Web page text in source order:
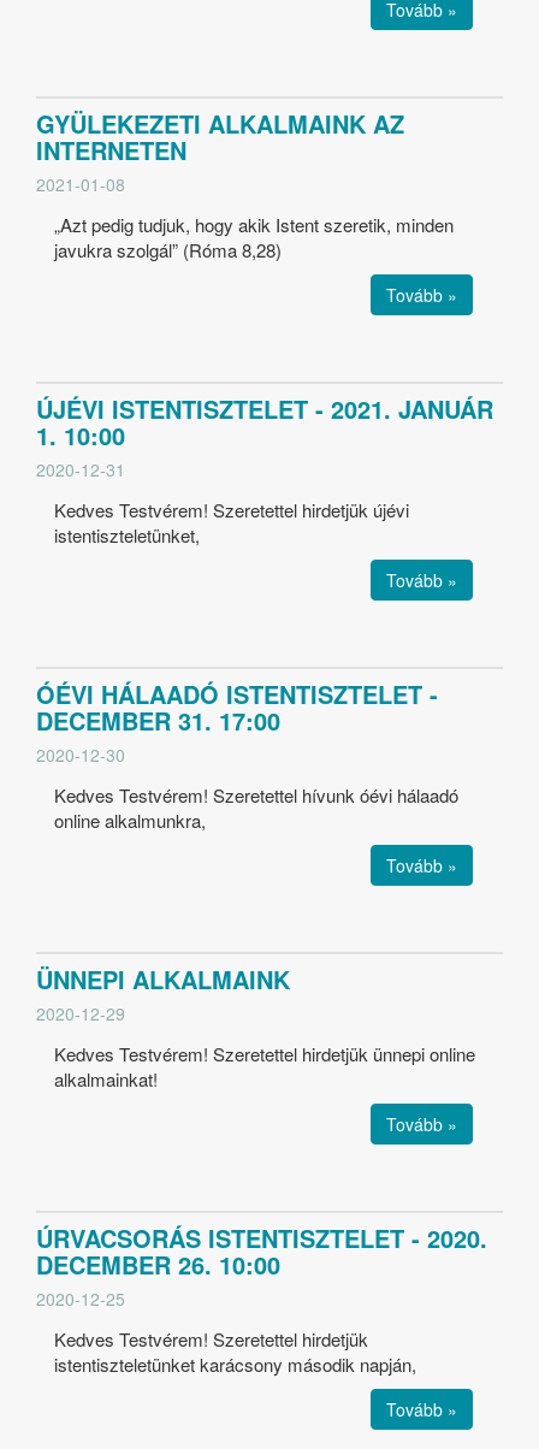
Tovább »
GYÜLEKEZETI ALKALMAINK AZ
INTERNETEN
2021-01-08
„Azt pedig tudjuk, hogy akik Istent szeretik, minden
javukra szolgál” (Róma 8,28)
Tovább »
ÚJÉVI ISTENTISZTELET - 2021. JANUÁR
1. 10:00
2020-12-31
Kedves Testvérem! Szeretettel hirdetjük újévi
istentiszteletünket,
Tovább »
ÓÉVI HÁLAADÓ ISTENTISZTELET -
DECEMBER 31. 17:00
2020-12-30
Kedves Testvérem! Szeretettel hívunk óévi hálaadó
online alkalmunkra,
Tovább »
ÜNNEPI ALKALMAINK
2020-12-29
Kedves Testvérem! Szeretettel hirdetjük ünnepi online
alkalmainkat!
Tovább »
ÚRVACSORÁS ISTENTISZTELET - 2020.
DECEMBER 26. 10:00
2020-12-25
Kedves Testvérem! Szeretettel hirdetjük
istentiszteletünket karácsony második napján,
Tovább »